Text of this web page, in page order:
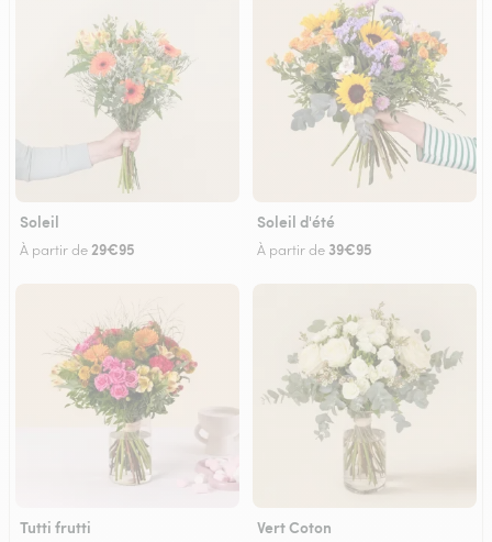
Soleil
À partir de29€95
Soleil d'été
À partir de 39€95
Tutti frutti Vert Coton